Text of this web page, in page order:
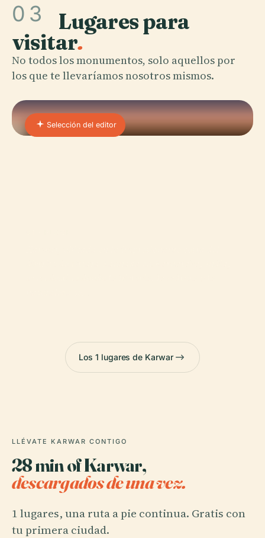
03 Lugares para
visitar.
No todos los monumentos, solo aquellos por
los que te llevaríamos nosotros mismos.
Selección del editor
Los 1 lugares de Karwar
LLÉVATE KARWAR CONTIGO
28 min of Karwar,
descargados de una vez.
1 lugares, una ruta a pie continua. Gratis con
tu primera ciudad.